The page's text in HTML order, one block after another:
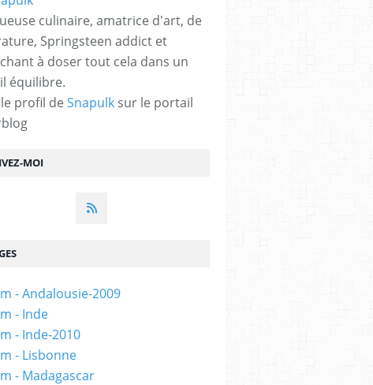
MOI
culinaire, amatrice d'art, de
Springsteen addict et
à doser tout cela dans un
équilibre.
profil de Snapulk sur le portail
- Andalousie-2009
- Inde
- Inde-2010
- Lisbonne
- Madagascar